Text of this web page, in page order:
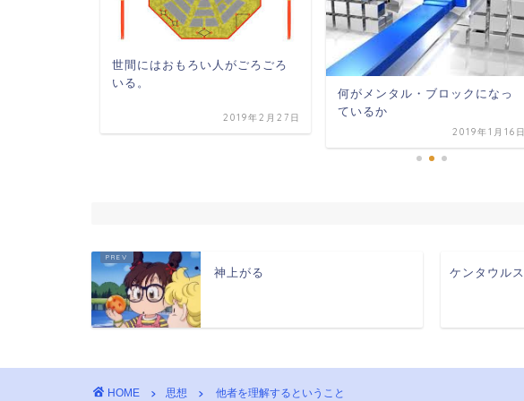
世間にはおもろい人がごろごろ
いる。
2019年2月27日
何がメンタル・ブロックになっ
ているか
2019年1月16日
神上がる ケンタウルス
HOME 思想 他者を理解するということ